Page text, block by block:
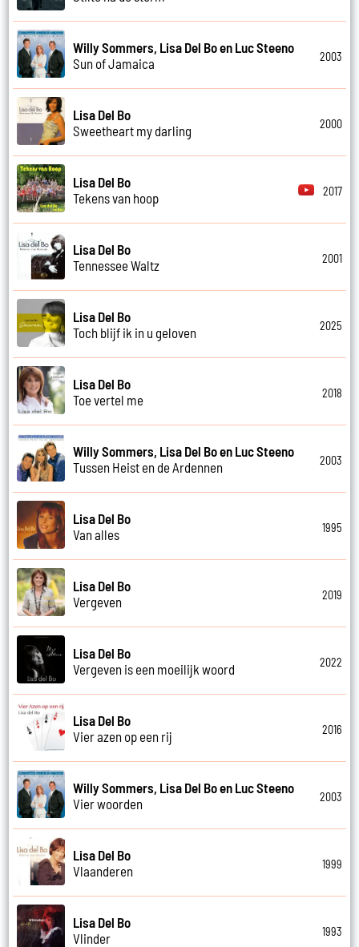
Willy Sommers, Lisa Del Bo en Luc Steeno
Sun of Jamaica
2003
Lisa Del Bo
Sweetheart my darling
2000
Lisa Del Bo
Tekens van hoop
2017
Lisa Del Bo
Tennessee Waltz
2001
Lisa Del Bo
Toch blijf ik in u geloven
2025
Lisa Del Bo
Toe vertel me
2018
Willy Sommers, Lisa Del Bo en Luc Steeno
Tussen Heist en de Ardennen
2003
Lisa Del Bo
Van alles
1995
Lisa Del Bo
Vergeven
2019
Lisa Del Bo
Vergeven is een moeilijk woord
2022
Lisa Del Bo
Vier azen op een rij
2016
Willy Sommers, Lisa Del Bo en Luc Steeno
Vier woorden
2003
Lisa Del Bo
Vlaanderen
1999
Lisa Del Bo
Vlinder
1993